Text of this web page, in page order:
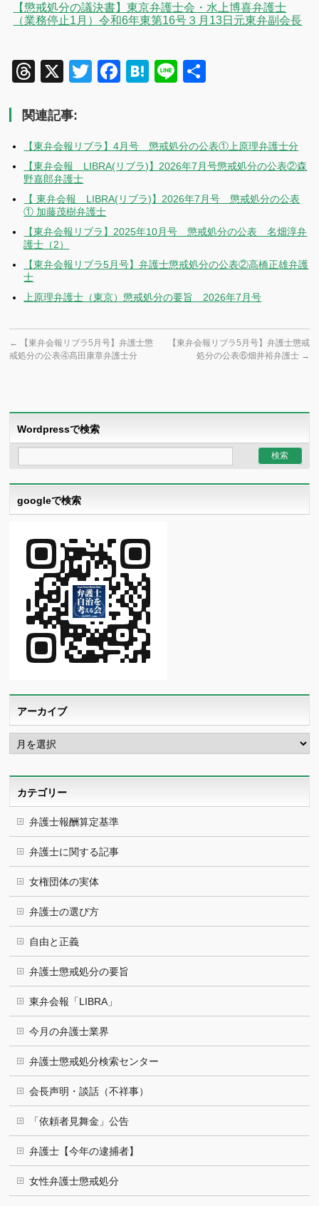
【懲戒処分の議決書】東京弁護士会・水上博喜弁護士
（業務停止1月）令和6年東第16号３月13日元東弁副会長
Threads
X TwitterFacebook
Hatena
Line
関連記事:
【東弁会報リブラ】4月号 懲戒処分の公表①上原理弁護士分
【東弁会報 LIBRA(リブラ)】2026年7月号懲戒処分の公表②森
野嘉郎弁護士
【 東弁会報 LIBRA(リブラ)】2026年7月号 懲戒処分の公表
① 加藤茂樹弁護士
【東弁会報リブラ】2025年10月号 懲戒処分の公表 名畑淳弁
護士（2）
【東弁会報リブラ5月号】弁護士懲戒処分の公表②高橋正雄弁護
士
上原理弁護士（東京）懲戒処分の要旨 2026年7月号
←
【東弁会報リブラ5月号】弁護士懲
戒処分の公表④髙田康章弁護士分
【東弁会報リブラ5月号】弁護士懲戒
処分の公表⑥畑井裕弁護士 →
Wordpressで検索
googleで検索
アーカイブ
ア
ー
カ
カテゴリー
弁護士報酬算定基準
弁護士に関する記事
女権団体の実体
弁護士の選び方
自由と正義
弁護士懲戒処分の要旨
東弁会報「LIBRA」
今月の弁護士業界
弁護士懲戒処分検索センター
会長声明・談話（不祥事）
「依頼者見舞金」公告
弁護士【今年の逮捕者】
女性弁護士懲戒処分